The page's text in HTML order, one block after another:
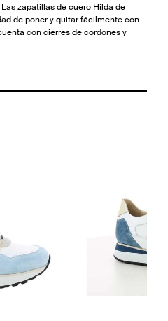
zapatillas de cuero Hilda de
de poner y quitar fácilmente con
con cierres de cordones y